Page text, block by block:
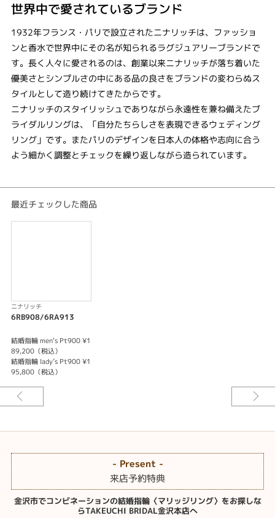
世界中で愛されているブランド
1932年フランス・パリで設立されたニナリッチは、ファッショ
ンと香水で世界中にその名が知られるラグジュアリーブランドで
す。長く人々に愛されるのは、創業以来ニナリッチが落ち着いた
優美さとシンプルさの中にある品の良さをブランドの変わらぬス
タイルとして造り続けてきたからです。
ニナリッチのスタイリッシュでありながら永遠性を兼ね備えたブ
ライダルリングは、「自分たちらしさを表現できるウェディング
リング」です。またパリのデザインを日本人の体格や志向に合う
よう細かく調整とチェックを繰り返しながら造られています。
最近チェックした商品
ニナリッチ
6RB908/6RA913
結婚指輪 men‘s Pt900 ¥1
89,200（税込）
結婚指輪 lady’s Pt900 ¥1
95,800（税込）
- Present -
来店予約特典
金沢市でコンビネーションの結婚指輪〈マリッジリング〉をお探しな
らTAKEUCHI BRIDAL金沢本店へ